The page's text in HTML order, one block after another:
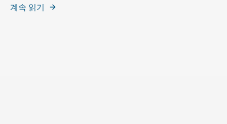
계속 읽기